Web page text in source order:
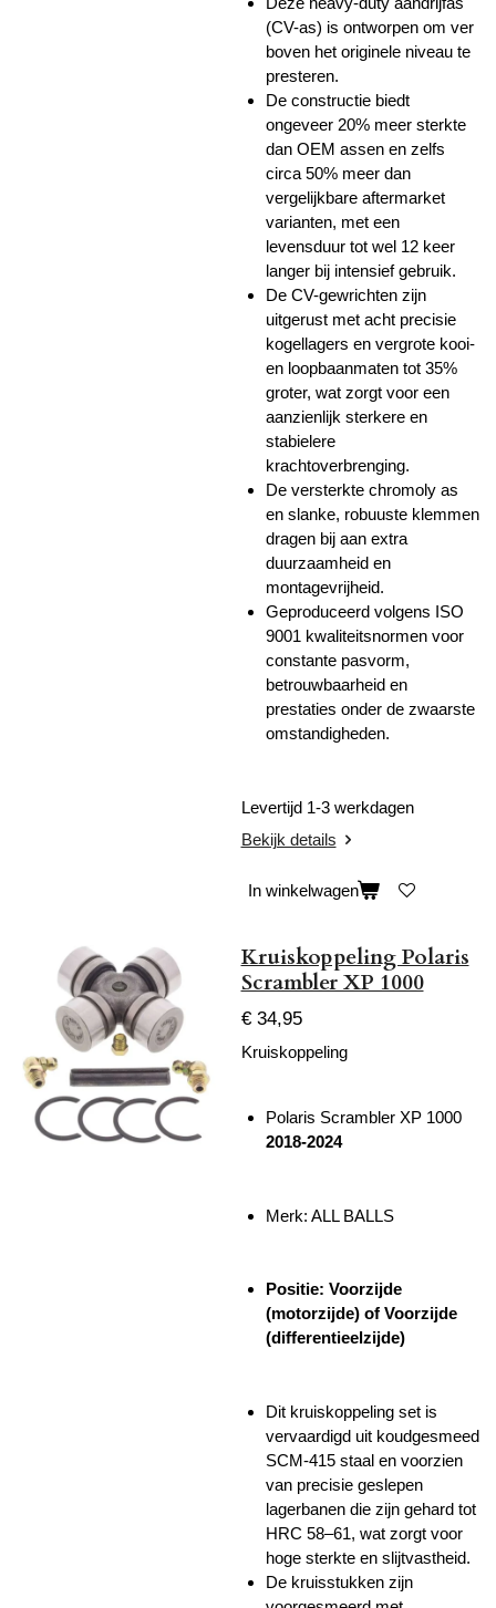
(CV-as) is ontworpen om ver
boven het originele niveau te
presteren.
De constructie biedt
ongeveer 20% meer sterkte
dan OEM assen en zelfs
circa 50% meer dan
vergelijkbare aftermarket
varianten, met een
levensduur tot wel 12 keer
langer bij intensief gebruik.
De CV-gewrichten zijn
uitgerust met acht precisie
kogellagers en vergrote kooi-
en loopbaanmaten tot 35%
groter, wat zorgt voor een
aanzienlijk sterkere en
stabielere
krachtoverbrenging.
De versterkte chromoly as
en slanke, robuuste klemmen
dragen bij aan extra
duurzaamheid en
montagevrijheid.
Geproduceerd volgens ISO
9001 kwaliteitsnormen voor
constante pasvorm,
betrouwbaarheid en
prestaties onder de zwaarste
omstandigheden.
Levertijd 1-3 werkdagen
Bekijk details
In winkelwagen
Kruiskoppeling Polaris
Scrambler XP 1000
€ 34,95
Kruiskoppeling
Polaris Scrambler XP 1000
2018-2024
Merk: ALL BALLS
Positie: Voorzijde
(motorzijde) of Voorzijde
(differentieelzijde)
Dit kruiskoppeling set is
vervaardigd uit koudgesmeed
SCM-415 staal en voorzien
van precisie geslepen
lagerbanen die zijn gehard tot
HRC 58–61, wat zorgt voor
hoge sterkte en slijtvastheid.
De kruisstukken zijn